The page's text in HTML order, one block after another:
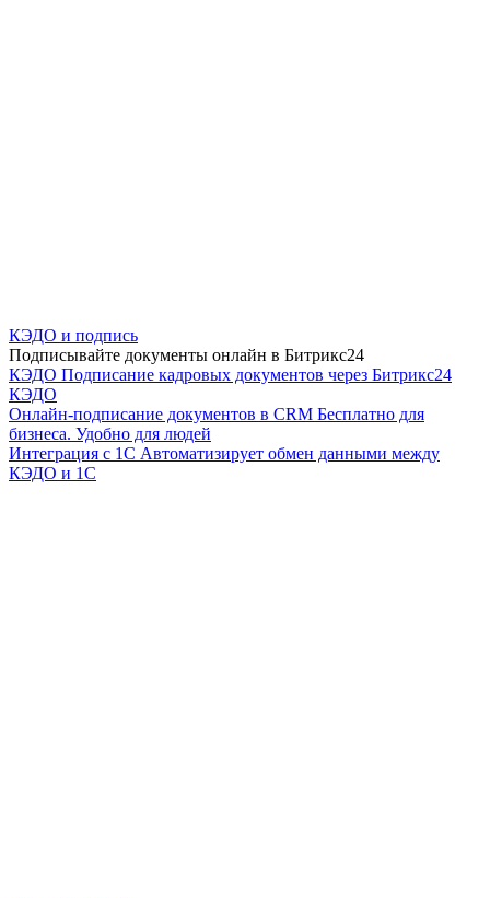
КЭДО и подпись
Подписывайте документы онлайн в Битрикс24
КЭДО Подписание кадровых документов через Битрикс24
КЭДО
Онлайн-подписание документов в CRM Бесплатно для
бизнеса. Удобно для людей
Интеграция с 1С Автоматизирует обмен данными между
КЭДО и 1С